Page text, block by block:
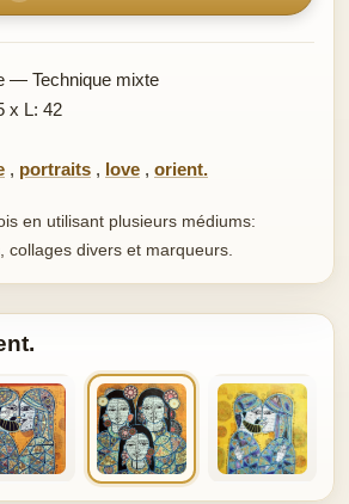
— Technique mixte
x L: 42
, portraits , love , orient.
en utilisant plusieurs médiums:
collages divers et marqueurs.